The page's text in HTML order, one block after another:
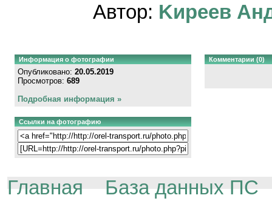
Автор: Kиpeeв
Информация о фотографии
Опубликовано: 20.05.2019
Просмотров: 689
Подробная информация »
Ссылки на фотографию
Комментарии (0)
Главная База данных ПС